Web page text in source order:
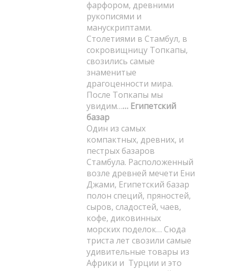
фарфором, древними
рукописями и
манускриптами.
Столетиями в Стамбул, в
сокровищницу Топкапы,
свозились самые
знаменитые
драгоценности мира.
После Топкапы мы
увидим…… Египетский
базар
Один из самых
компактных, древних, и
пестрых базаров
Стамбула. Расположенный
возле древней мечети Ени
Джами, Египетский базар
полон специй, пряностей,
сыров, сладостей, чаев,
кофе, диковинных
морских поделок… Сюда
триста лет свозили самые
удивительные товары из
Африки и Турции и это